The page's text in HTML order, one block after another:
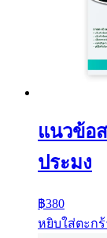
แนวข้อ
ประมง
฿380
หยิบใส่ตะกร้